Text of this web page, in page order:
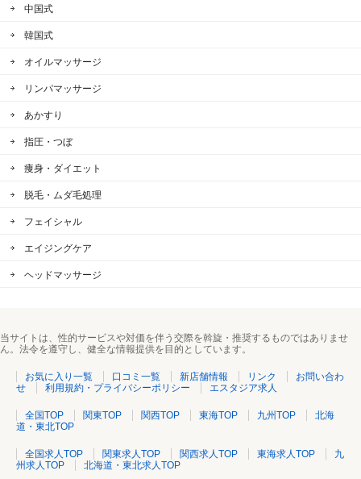
中国式
韓国式
オイルマッサージ
リンパマッサージ
あかすり
指圧・つぼ
痩身・ダイエット
脱毛・ムダ毛処理
フェイシャル
エイジングケア
ヘッドマッサージ
当サイトは、性的サービスや対価を伴う交際を斡旋・推奨するものではありませ
ん。法令を遵守し、健全な情報提供を目的としています。
お気に入り一覧 口コミ一覧 新店舗情報 リンク
お問い合わ
せ
利用規約・プライバシーポリシー エスタジア求人
全国TOP 関東TOP 関西TOP 東海TOP 九州TOP
北海
道・東北TOP
全国求人TOP 関東求人TOP 関西求人TOP 東海求人TOP
九
州求人TOP
北海道・東北求人TOP